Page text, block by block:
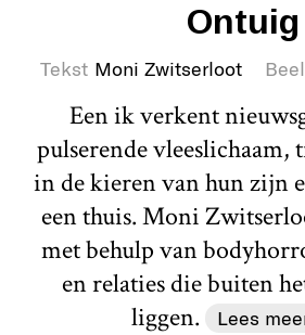
Ontuig
Tekst Moni Zwitserloot
Een ik verkent
pulserende vleeslichaam,
in de kieren van hun zijn
een thuis. Moni
met behulp van
en relaties die buiten
liggen.
Lees